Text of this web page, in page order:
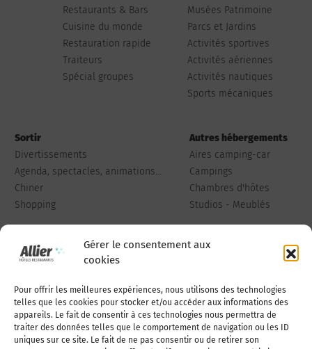
Gérer le consentement aux
cookies
Pour offrir les meilleures expériences, nous utilisons des technologies
telles que les cookies pour stocker et/ou accéder aux informations des
appareils. Le fait de consentir à ces technologies nous permettra de
traiter des données telles que le comportement de navigation ou les ID
uniques sur ce site. Le fait de ne pas consentir ou de retirer son
Restaurants & Bars
Cuisine du monde
Restauration rapide
Traiteurs
Spécial groupes
Musées Patrimoine
Parcs et Jardins
Activités sportives
Activités aériennes
Activités nautiques
Sports mécaniques
Sortir
Divertissements
Agenda, spectacles, animations...
Chiner
Shopping
Autres hébergements
Aires camping-car
Campings
Chambres d'hôtes
Studios - Meublés
Qui sommes-nous Publiez votre annonce